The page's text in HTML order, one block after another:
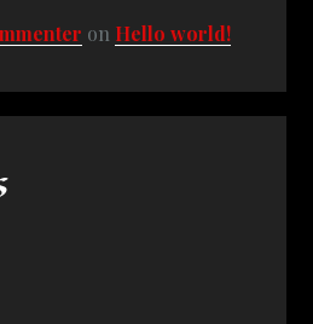
on Hello world!